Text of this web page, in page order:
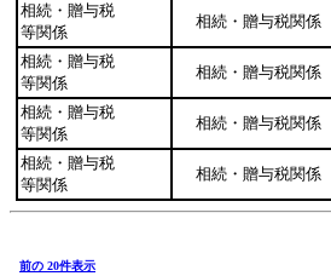
相続・贈与税
等関係
相続・贈与税関係
相続・贈与税
等関係
相続・贈与税関係
相続・贈与税
等関係
相続・贈与税関係
相続・贈与税
等関係
相続・贈与税関係
前の 20件表示